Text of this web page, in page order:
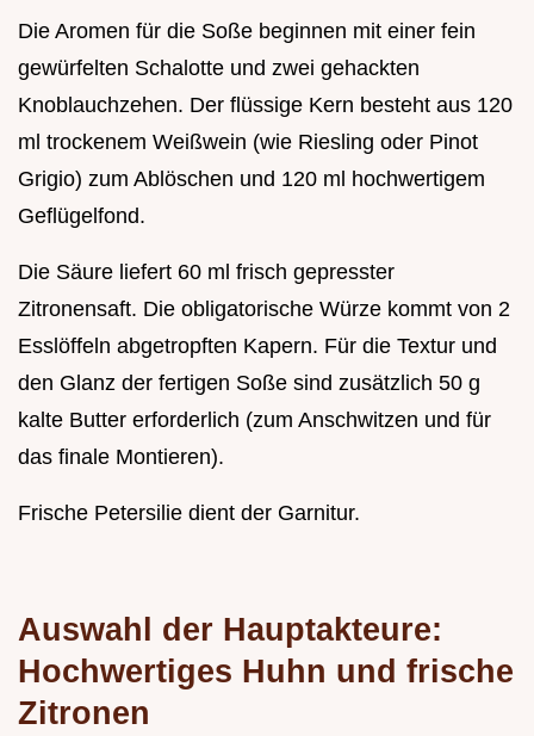
Die Aromen für die Soße beginnen mit einer fein
gewürfelten Schalotte und zwei gehackten
Knoblauchzehen. Der flüssige Kern besteht aus 120
ml trockenem Weißwein (wie Riesling oder Pinot
Grigio) zum Ablöschen und 120 ml hochwertigem
Geflügelfond.
Die Säure liefert 60 ml frisch gepresster
Zitronensaft. Die obligatorische Würze kommt von 2
Esslöffeln abgetropften Kapern. Für die Textur und
den Glanz der fertigen Soße sind zusätzlich 50 g
kalte Butter erforderlich (zum Anschwitzen und für
das finale Montieren).
Frische Petersilie dient der Garnitur.
Auswahl der Hauptakteure:
Hochwertiges Huhn und frische
Zitronen